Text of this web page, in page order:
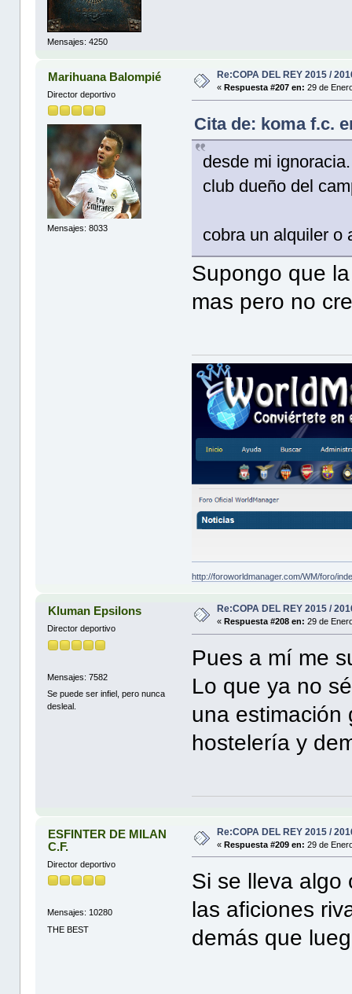
Mensajes: 4250
Marihuana Balompié
Director deportivo
Mensajes: 8033
Re:COPA DEL REY 2015 /
«Respuesta #207 en: 29 de
Cita de: koma f.c.
desde mi
club dueño del
cobra un alquiler o
Supongo que
mas pero no
http://foroworldmanager.com/WM/foro/
Kluman Epsilons
Director deportivo
Mensajes: 7582
Se puede ser infiel, pero nunca
desleal.
Re:COPA DEL REY 2015 /
« Respuesta #208 en: 29 de
Pues a mí me
Lo que ya no
una estimación
hostelería y
ESFINTER DE MILAN
C.F.
Director deportivo
Mensajes: 10280
THE BEST
Re:COPA DEL REY 2015 /
«Respuesta #209 en: 29 de
Si se lleva algo
las aficiones
demás que